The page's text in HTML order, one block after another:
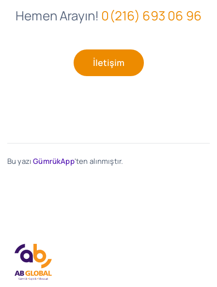
Hemen Arayın! 0(216) 693 06 96
İletişim
Bu yazıGümrükApp'ten alınmıştır.